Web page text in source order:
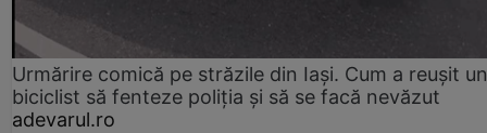
Urmărire comică pe străzile din Iași. Cum a reușit un
biciclist să fenteze poliția și să se facă nevăzut
adevarul.ro